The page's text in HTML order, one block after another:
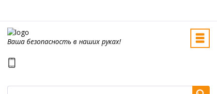
Ваша безопасность в наших руках!